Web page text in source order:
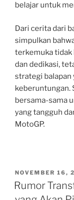
belajar untuk
Dari cerita dari
simpulkan
terkemuka tidak
dan dedikasi,
strategi balapan
keberuntungan.
bersama-sama
yang tangguh
MotoGP.
POSTED
ON
NOVEMBER 16,
Rumor